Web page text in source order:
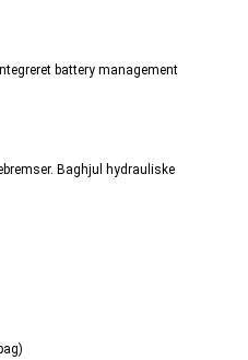
battery management
Baghjul hydrauliske